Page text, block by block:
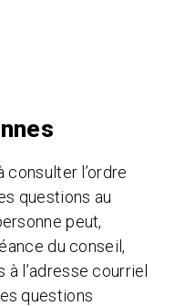
l’ordre
questions au
peut,
du conseil,
l’adresse courriel
questions